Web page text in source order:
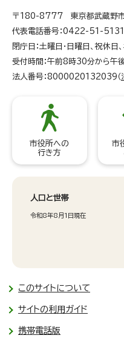
〒180-8777 東京都武蔵野
代表電話番号：0422-51-5131
閉庁日：土曜日・日曜日、祝休
受付時間：午前8時30分から午
法人番号：8000020132039（
市役所への
行き方
市
人口と世帯
令和8年8月1日現在
このサイトについて
サイトの利用ガイド
携帯電話版